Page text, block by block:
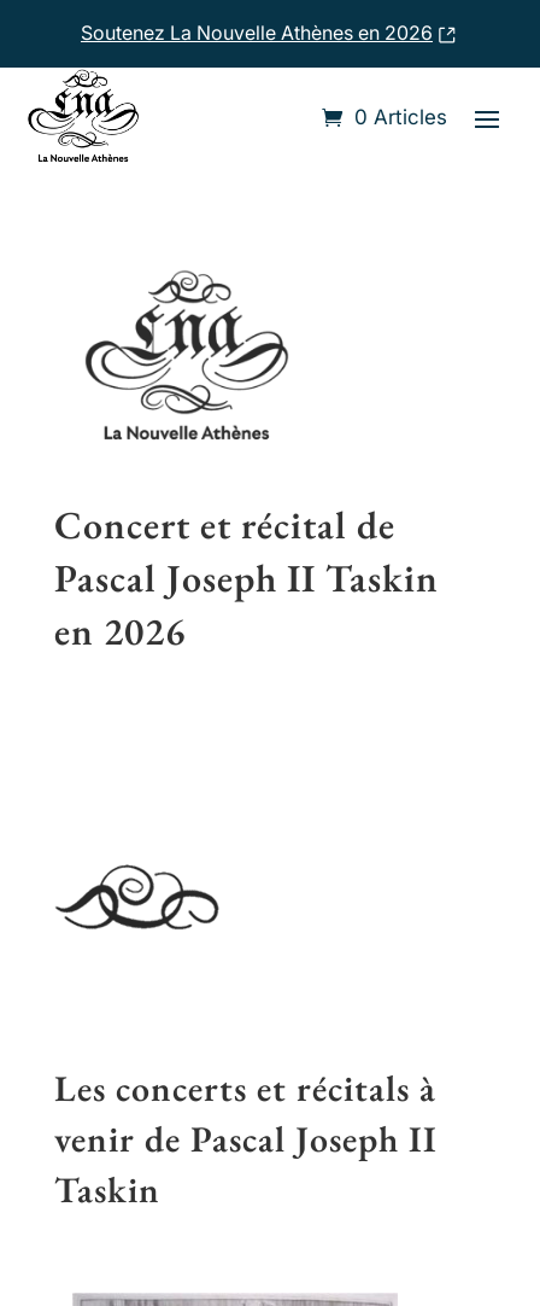
Soutenez La Nouvelle Athènes en 2026
0 Articles
Accueil
Pascal Joseph II Taskin
Concert et récital de
Pascal Joseph II Taskin
en 2026
Les concerts et récitals à
venir de Pascal Joseph II
Taskin